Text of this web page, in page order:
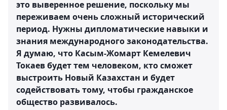
это выверенное решение, поскольку мы
переживаем очень сложный исторический
период. Нужны дипломатические навыки и
знания международного законодательства.
Я думаю, что Касым-Жомарт Кемелевич
Токаев будет тем человеком, кто сможет
выстроить Новый Казахстан и будет
содействовать тому, чтобы гражданское
общество развивалось.